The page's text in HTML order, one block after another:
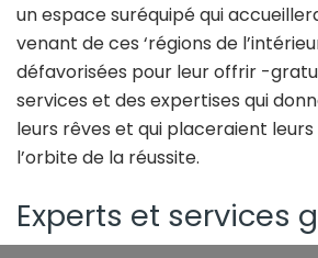
un espace suréquipé qui
venant de ces ‘régions de
défavorisées pour leur offrir -
services et des expertises qui
leurs rêves et qui placeraient
l’orbite de la réussite.
Experts et services